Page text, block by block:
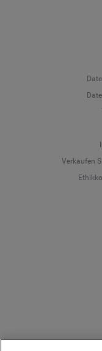
Verkaufen